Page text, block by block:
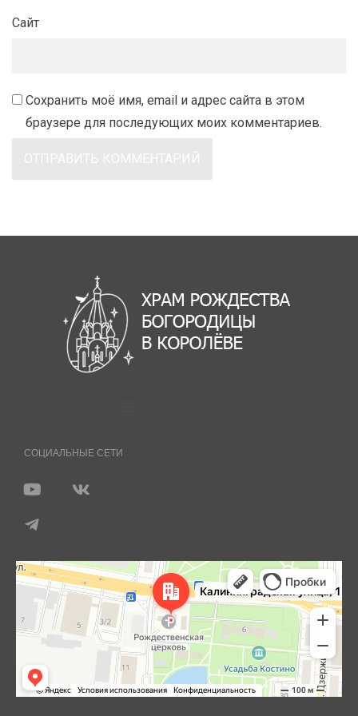
Сайт
Сохранить моё имя, email и адрес сайта в этом
браузере для последующих моих комментариев.
СОЦИАЛЬНЫЕ СЕТИ
Королёв
Яндекс Карты — транспорт, навигация, поиск мест